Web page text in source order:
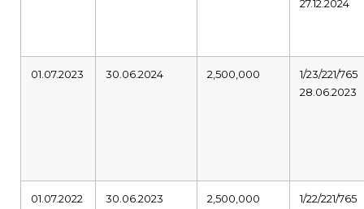
27.12.2024
01.07.2023 30.06.2024 2,500,000
1/23/221/765
28.06.2023
01.07.2022 30.06.2023 2,500,000
1/22/221/765